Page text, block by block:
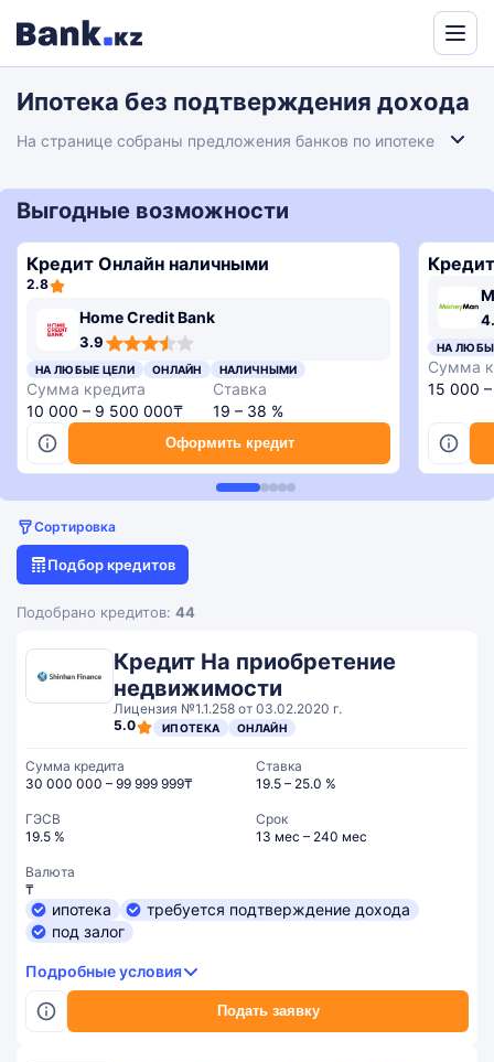
by
Translate
Ипотека без подтверждения дохода
На странице собраны предложения банков по ипотеке
упрощенными требованиями к документам и перейти к
подаче онлайн-заявки на сайте банка.
Выгодные возможности
Кредит Онлайн наличными
2.8
Home Credit Bank
3.9
НА ЛЮБЫЕ ЦЕЛИ ОНЛАЙН НАЛИЧНЫМИ
Сумма кредита
10 000 – 9 500 000₸
Ставка
19 – 38 %
Оформить кредит
НА
Сумма
15 000
Сортировка
Подбор кредитов
Подобрано кредитов: 44
Кредит На приобретение
недвижимости
Лицензия №1.1.258 от 03.02.2020 г.
5.0
ИПОТЕКА ОНЛАЙН
Подать заявку
Сумма кредита
30 000 000 – 99 999 999₸
Ставка
19.5 – 25.0 %
ГЭСВ
19.5 %
Срок
13 мес – 240 мес
Валюта
₸
ипотека
требуется подтверждение дохода
под залог
Подробные условия